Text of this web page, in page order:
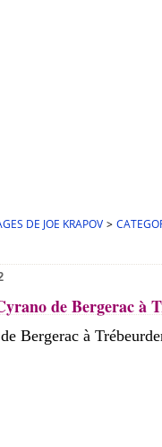
DE JOE KRAPOV >
de Bergerac à